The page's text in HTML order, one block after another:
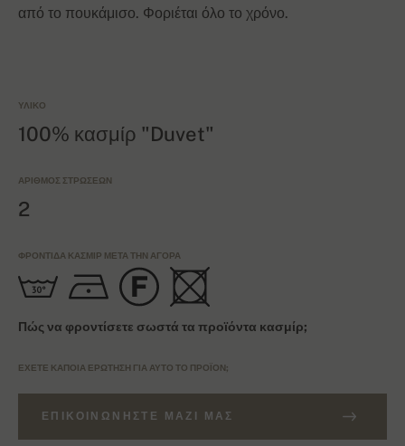
από το πουκάμισο. Φοριέται όλο το χρόνο.
ΥΛΙΚΌ
100% κασμίρ "Duvet"
ΑΡΙΘΜΌΣ ΣΤΡΏΣΕΩΝ
2
ΦΡΟΝΤΊΔΑ ΚΑΣΜΊΡ ΜΕΤΆ ΤΗΝ ΑΓΟΡΆ
Πώς να φροντίσετε σωστά τα προϊόντα κασμίρ;
ΈΧΕΤΕ ΚΆΠΟΙΑ ΕΡΏΤΗΣΗ ΓΙΑ ΑΥΤΌ ΤΟ ΠΡΟΪΌΝ;
ΕΠΙΚΟΙΝΩΝΉΣΤΕ ΜΑΖΊ ΜΑΣ